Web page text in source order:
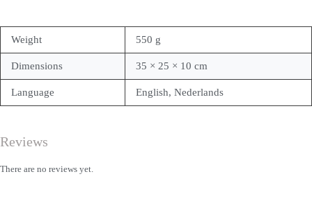
Weight 550 g
Dimensions 35 × 25 × 10 cm
Language English, Nederlands
Reviews
There are no reviews yet.